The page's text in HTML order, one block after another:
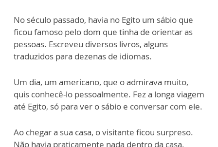
No século passado, havia no Egito um sábio que
ficou famoso pelo dom que tinha de orientar as
pessoas. Escreveu diversos livros, alguns
traduzidos para dezenas de idiomas.
Um dia, um americano, que o admirava muito,
quis conhecê-lo pessoalmente. Fez a longa viagem
até Egito, só para ver o sábio e conversar com ele.
Ao chegar a sua casa, o visitante ficou surpreso.
Não havia praticamente nada dentro da casa.